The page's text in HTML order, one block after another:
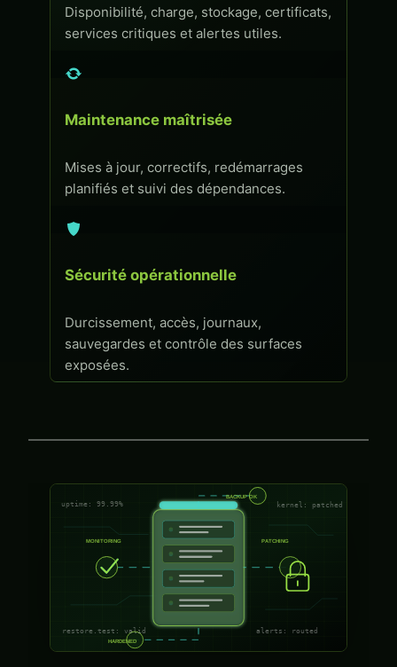
Disponibilité, charge, stockage, certificats,
services critiques et alertes utiles.
Maintenance maîtrisée
Mises à jour, correctifs, redémarrages
planifiés et suivi des dépendances.
Sécurité opérationnelle
Durcissement, accès, journaux,
sauvegardes et contrôle des surfaces
exposées.